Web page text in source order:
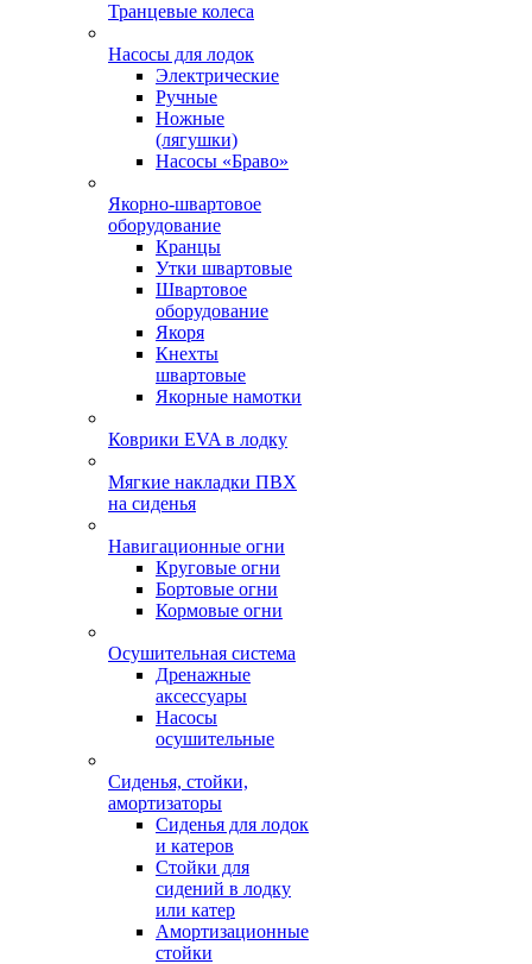
Транцевые колеса
Насосы для лодок
Электрические
Ручные
Ножные
(лягушки)
Насосы «Браво»
Якорно-швартовое
оборудование
Кранцы
Утки швартовые
Швартовое
оборудование
Якоря
Кнехты
швартовые
Якорные намотки
Коврики EVA в лодку
Мягкие накладки ПВХ
на сиденья
Навигационные огни
Круговые огни
Бортовые огни
Кормовые огни
Осушительная система
Дренажные
аксессуары
Насосы
осушительные
Сиденья, стойки,
амортизаторы
Сиденья для лодок
и катеров
Стойки для
сидений в лодку
или катер
Амортизационные
стойки